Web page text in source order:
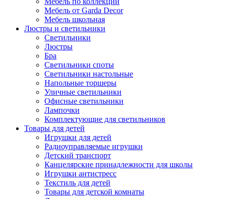
Мебель от Garda Decor
Мебель школьная
Люстры и светильники
Светильники
Люстры
Бра
Светильники споты
Светильники настольные
Напольные торшеры
Уличные светильники
Офисные светильники
Лампочки
Комплектующие для светильников
Товары для детей
Игрушки для детей
Радиоуправляемые игрушки
Детский транспорт
Канцелярские принадлежности для школы
Игрушки антистресс
Текстиль для детей
Товары для детской комнаты